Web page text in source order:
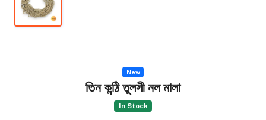
New
তিন কন্ঠি তুলসী নল মালা
In Stock